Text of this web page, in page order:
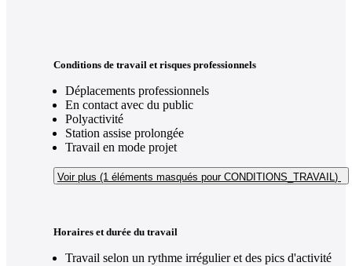
Conditions de travail et risques professionnels
Déplacements professionnels
En contact avec du public
Polyactivité
Station assise prolongée
Travail en mode projet
Voir plus (1 éléments masqués pour CONDITIONS_TRAVAIL)
Horaires et durée du travail
Travail selon un rythme irrégulier et des pics d'activité